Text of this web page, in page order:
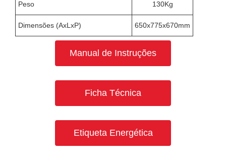
Peso 130Kg
Dimensões (AxLxP) 650x775x670mm
Manual de Instruções
Ficha Técnica
Etiqueta Energética